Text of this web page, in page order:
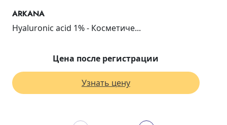
ARKANA
Hyaluronic acid 1% - Косметиче...
Цена после регистрации
Узнать цену